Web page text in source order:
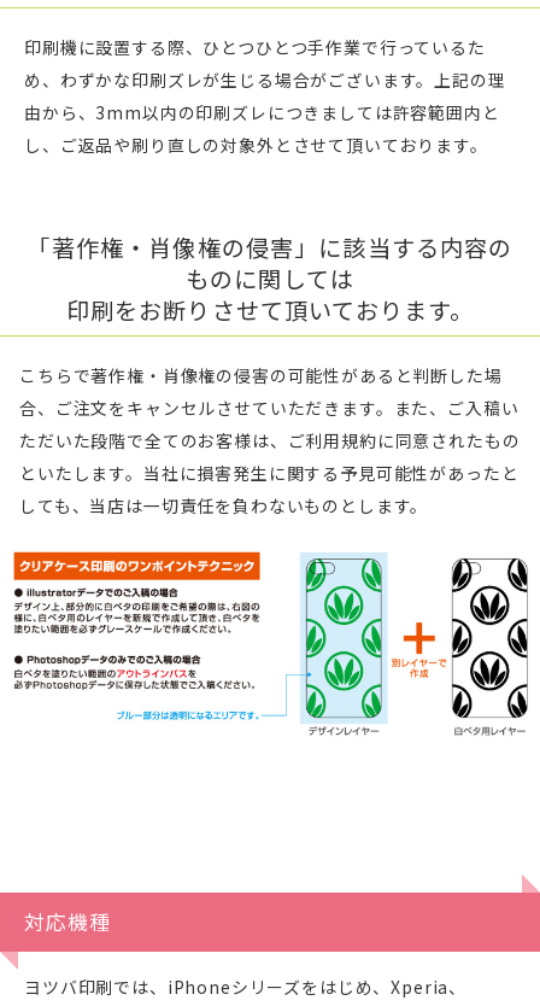
印刷機に設置する際、ひとつひとつ手作業で行っているた
め、わずかな印刷ズレが生じる場合がございます。上記の理
由から、3mm以内の印刷ズレにつきましては許容範囲内と
し、ご返品や刷り直しの対象外とさせて頂いております。
「著作権・肖像権の侵害」に該当する内容の
ものに関しては
印刷をお断りさせて頂いております。
こちらで著作権・肖像権の侵害の可能性があると判断した場
合、ご注文をキャンセルさせていただきます。また、ご入稿い
ただいた段階で全てのお客様は、ご利用規約に同意されたもの
といたします。当社に損害発生に関する予見可能性があったと
しても、当店は一切責任を負わないものとします。
対応機種
ヨツバ印刷では、iPhoneシリーズをはじめ、Xperia、